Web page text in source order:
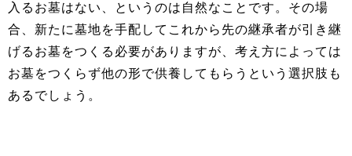
入るお墓はない、というのは自然なことです。その場
合、新たに墓地を手配してこれから先の継承者が引き継
げるお墓をつくる必要がありますが、考え方によっては
お墓をつくらず他の形で供養してもらうという選択肢も
あるでしょう。